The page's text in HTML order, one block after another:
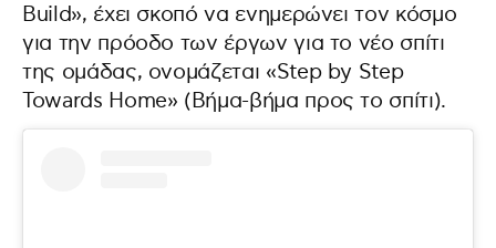
Build», έχει σκοπό να ενημερώνει τον κόσμο
για την πρόοδο των έργων για το νέο σπίτι
της ομάδας, ονομάζεται «Step by Step
Towards Home» (Βήμα-βήμα προς το σπίτι).